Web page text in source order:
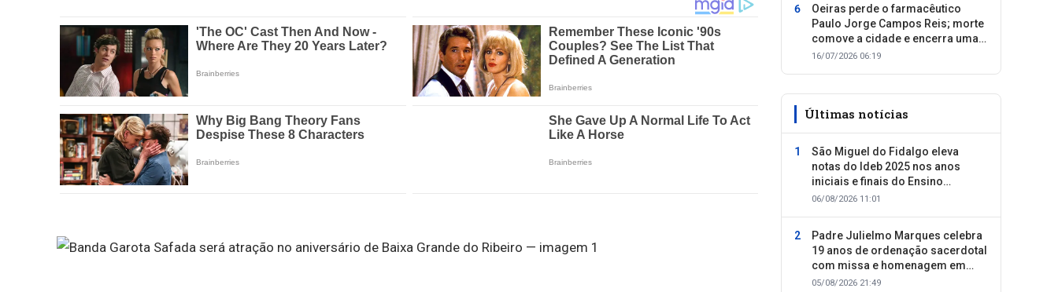
Oeiras perde o farmacêutico
Paulo Jorge Campos Reis; morte
comove a cidade e encerra uma
trajetória dedicada ao cuidado
16/07/2026 06:19
Últimas notícias
São Miguel do Fidalgo eleva
notas do Ideb 2025 nos anos
iniciais e finais do Ensino
Fundamental
06/08/2026 11:01
Padre Julielmo Marques celebra
19 anos de ordenação sacerdotal
com missa e homenagem em
Colônia do Piauí
05/08/2026 21:49